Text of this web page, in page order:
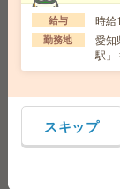
時給3000円！
田市で一般事
時給
はありません。
1ヶ月3万
勤務地 三河線
知県) バス75分 ※
給与 時給
勤務地
愛知
駅」
駅」
スキップ